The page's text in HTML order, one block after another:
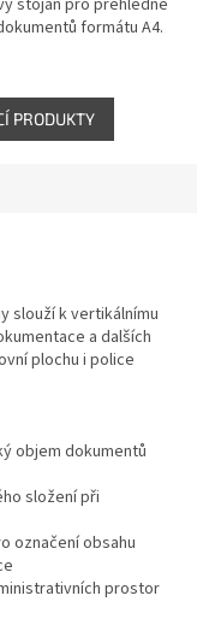
formátu A4.
PRODUKTY
slouží k vertikálnímu
a dalších
plochu i police
objem dokumentů
složení při
označení obsahu
prostor